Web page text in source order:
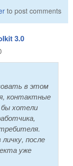
to post comments
3.0
в этом
контактные
бы хотели
после
уже